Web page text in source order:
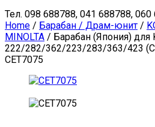
Тел. 098 688788, 041 688788, 060
Home / Барабан / Драм-юнит /
MINOLTA / Барабан (Япония) для
222/282/362/223/283/363/423
CET7075